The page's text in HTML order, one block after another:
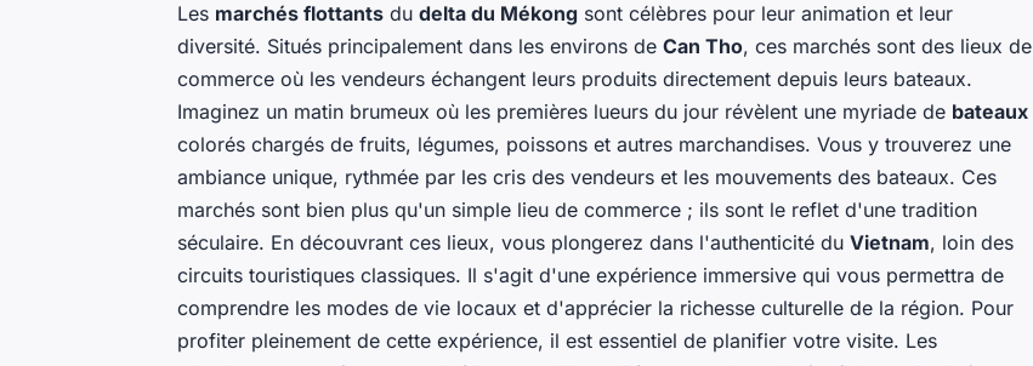
Les marchés flottants du delta du Mékong sont célèbres pour leur animation et leur
diversité. Situés principalement dans les environs de Can Tho, ces marchés sont des lieux de
commerce où les vendeurs échangent leurs produits directement depuis leurs bateaux.
Imaginez un matin brumeux où les premières lueurs du jour révèlent une myriade de bateaux
colorés chargés de fruits, légumes, poissons et autres marchandises. Vous y trouverez une
ambiance unique, rythmée par les cris des vendeurs et les mouvements des bateaux. Ces
marchés sont bien plus qu'un simple lieu de commerce ; ils sont le reflet d'une tradition
séculaire. En découvrant ces lieux, vous plongerez dans l'authenticité du Vietnam, loin des
circuits touristiques classiques. Il s'agit d'une expérience immersive qui vous permettra de
comprendre les modes de vie locaux et d'apprécier la richesse culturelle de la région. Pour
profiter pleinement de cette expérience, il est essentiel de planifier votre visite. Les